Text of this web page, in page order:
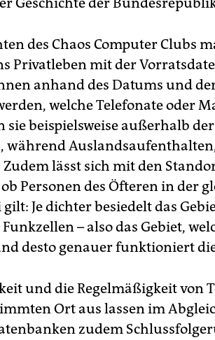
des Chaos Computer Clubs
Privatleben mit der
anhand des Datums und
welche Telefonate oder
sie beispielsweise außerhalb
während
Zudem lässt sich mit den
Personen des Öfteren in der
Je dichter besiedelt das
– also das Gebiet,
desto genauer funktioniert
und die Regelmäßigkeit von
Ort aus lassen im
zudem